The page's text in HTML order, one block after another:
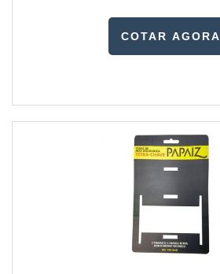
COTAR AGORA